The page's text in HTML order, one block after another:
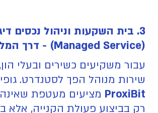
3. בית השקעות וניהול נכסים
(Managed Service) - דרך המלך
עבור משקיעים כשירים ובעלי
שירות מנוהל הפך לסטנדרט.
ProxiBit מציעים מעטפת
רק בביצוע פעולת הקנייה, אלא